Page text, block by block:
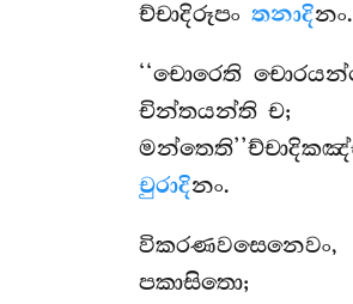
ච්චාදිරූපං තනාදිනං.
‘‘චොරෙති
චින්තයන්ති ච;
චුරාදිනං.
පකාසිතො;